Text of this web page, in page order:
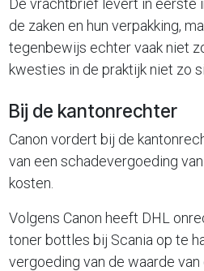
De vrachtbrief levert in eerste
de zaken en hun verpakking,
tegenbewijs echter vaak niet
kwesties in de praktijk niet zo
Bij de kantonrechter
Canon vordert bij de
van een schadevergoeding
kosten.
Volgens Canon heeft DHL
toner bottles bij Scania op te
vergoeding van de waarde